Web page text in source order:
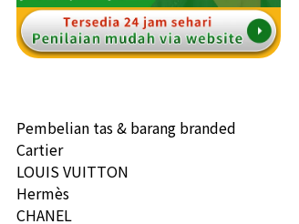
Pembelian tas & barang branded
Cartier
LOUIS VUITTON
Hermès
CHANEL